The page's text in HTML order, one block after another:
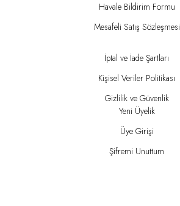
Havale Bildirim Formu
Mesafeli Satış Sözleşmesi
İptal ve İade Şartları
Kişisel Veriler Politikası
Gizlilik ve Güvenlik
Yeni Üyelik
Üye Girişi
Şifremi Unuttum